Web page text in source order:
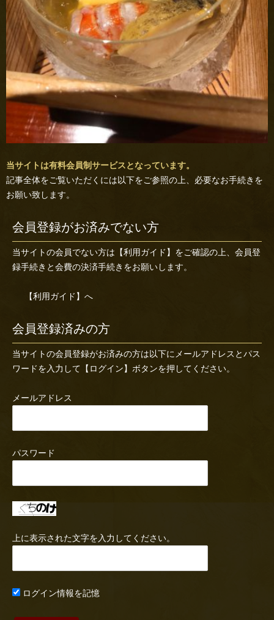
当サイトは有料会員制サービスとなっています。
記事全体をご覧いただくには以下をご参照の上、必要なお手続きを
お願い致します。
会員登録がお済みでない方
当サイトの会員でない方は 【利用ガイド】 をご確認の上、会員登
録手続きと会費の決済手続きをお願いします。
【利用ガイド】へ
会員登録済みの方
当サイトの会員登録がお済みの方は以下にメールアドレスとパス
ワードを入力して【ログイン】ボタンを押してください。
メールアドレス
パスワード
上に表示された文字を入力してください。
ログイン情報を記憶